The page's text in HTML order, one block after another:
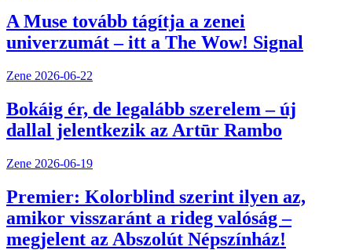
A Muse tovább tágítja a zenei
univerzumát – itt a The Wow! Signal
Zene 2026-06-22
Bokáig ér, de legalább szerelem – új
dallal jelentkezik az Artūr Rambo
Zene 2026-06-19
Premier: Kolorblind szerint ilyen az,
amikor visszaránt a rideg valóság –
megjelent az Abszolút Népszínház!